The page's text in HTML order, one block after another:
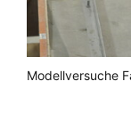
Modellversuche